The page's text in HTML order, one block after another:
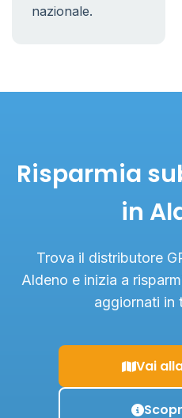
nazionale.
Risparmia
in
Trova il distributore
Aldeno e inizia a
aggiornati in
Vai